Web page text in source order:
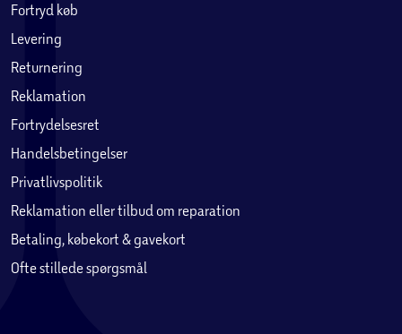
Fortryd køb
Levering
Returnering
Reklamation
Fortrydelsesret
Handelsbetingelser
Privatlivspolitik
Reklamation eller tilbud om reparation
Betaling, købekort & gavekort
Ofte stillede spørgsmål